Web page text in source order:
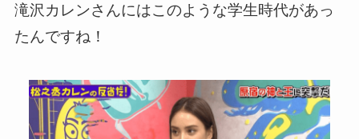
滝沢カレンさんにはこのような学生時代があっ
たんですね！